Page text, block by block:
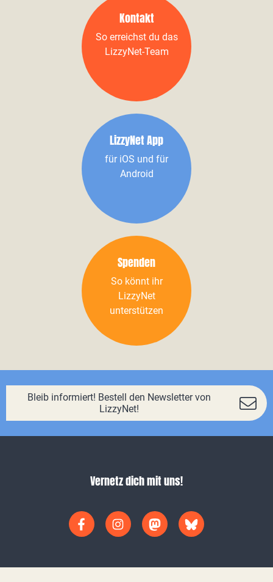
Kontakt
So erreichst du das
LizzyNet-Team
LizzyNet App
für iOS und für
Android
Spenden
So könnt ihr
LizzyNet
unterstützen
Bleib informiert! Bestell den Newsletter von
LizzyNet!
Vernetz dich mit uns!